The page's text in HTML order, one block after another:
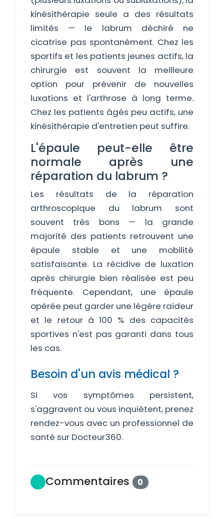
kinésithérapie seule a des résultats
limités — le labrum déchiré ne
cicatrise pas spontanément. Chez les
sportifs et les patients jeunes actifs, la
chirurgie est souvent la meilleure
option pour prévenir de nouvelles
luxations et l'arthrose à long terme.
Chez les patients âgés peu actifs, une
kinésithérapie d'entretien peut suffire.
L'épaule peut-elle être
normale après une
réparation du labrum ?
Les résultats de la réparation
arthroscopique du labrum sont
souvent très bons — la grande
majorité des patients retrouvent une
épaule stable et une mobilité
satisfaisante. La récidive de luxation
après chirurgie bien réalisée est peu
fréquente. Cependant, une épaule
opérée peut garder une légère raideur
et le retour à 100 % des capacités
sportives n'est pas garanti dans tous
les cas.
Besoin d'un avis médical ?
Si vos symptômes persistent,
s'aggravent ou vous inquiètent, prenez
rendez-vous avec un professionnel de
santé sur Docteur360.
Commentaires 0